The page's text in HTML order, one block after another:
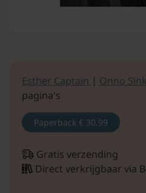
Esther Captain | Onno
pagina's
Paperback € 30.99
Gratis verzending
Direct verkrijgbaar via